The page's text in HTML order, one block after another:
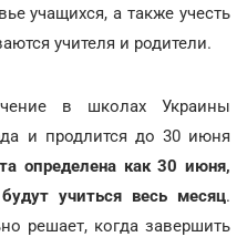
учащихся, а также учесть
учителя и родители.
в школах Украины
и продлится до 30 июня
определена как 30 июня,
учиться весь месяц.
решает, когда завершить